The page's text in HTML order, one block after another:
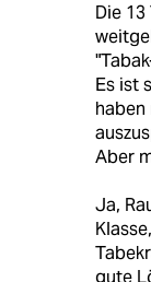
Die
Es ist
haben
Aber
Ja,
gute